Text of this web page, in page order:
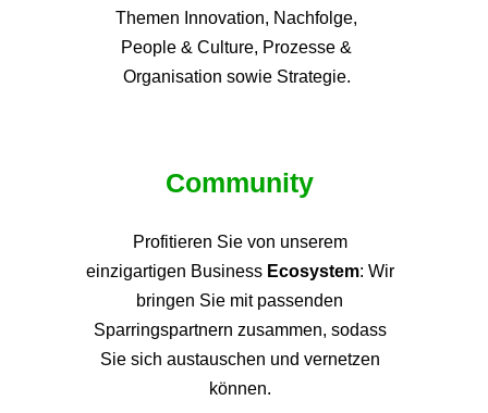
Themen Innovation, Nachfolge,
People & Culture, Prozesse &
Organisation sowie Strategie.
Community
Profitieren Sie von unserem
einzigartigen Business Ecosystem: Wir
bringen Sie mit passenden
Sparringspartnern zusammen, sodass
Sie sich austauschen und vernetzen
können.